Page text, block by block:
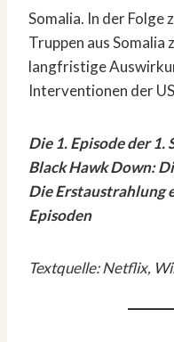
Somalia. In der Folge
Truppen aus
langfristige
Interventionen der
Die 1. Episode der
Black Hawk Down:
Die Erstaustrahlung
Episoden
Textquelle: Netflix,